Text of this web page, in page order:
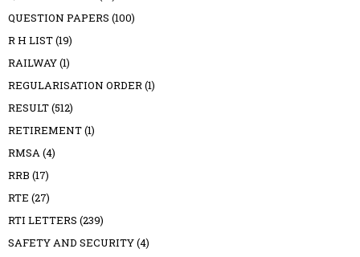
QUESTION PAPERS (100)
R H LIST(19)
RAILWAY(1)
REGULARISATION ORDER(1)
RESULT(512)
RETIREMENT(1)
RMSA(4)
RRB (17)
RTE (27)
RTI LETTERS (239)
SAFETY AND SECURITY(4)